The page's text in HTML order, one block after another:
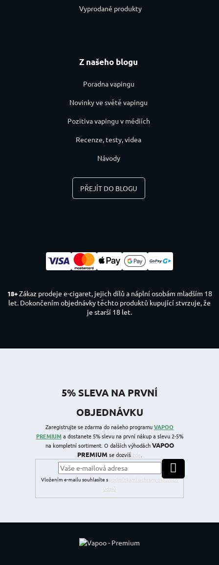
Vyprodané produkty
Z našeho blogu
Poradna vapingu
Novinky ve světě vapingu
Pozitiva vapingu v médiích
Recenze, testy, videa
Návody
PŘEJÍT DO BLOGU
18+Zákaz prodeje e-cigaret, jejich dílů a náplní osobám mladším 18
let. Dokončením objednávky těchto produktů kupující stvrzuje, že
je starší 18 let.
5% SLEVA NA PRVNÍ
OBJEDNÁVKU
Zaregistrujte se zdarma do našeho programuVAPOO
PREMIUM a dostanete 5% slevu na první nákup a slevu 2-5%
na kompletní sortiment. O dalších výhodáchVAPOO
PREMIUM se dozvíš
Vložením e-mailu souhlasíte s
podmínkami ochrany osobních